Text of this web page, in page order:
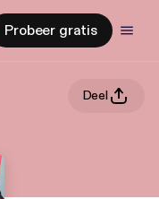
Probeer gratis
Deel